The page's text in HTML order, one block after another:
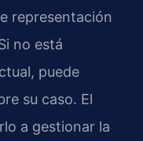
representación
no está
puede
su caso. El
a gestionar la